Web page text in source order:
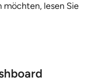
möchten, lesen Sie